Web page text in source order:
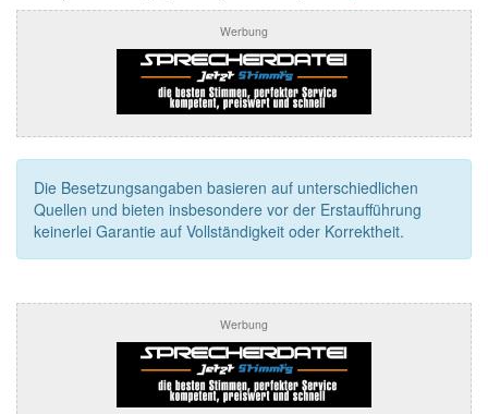
Werbung
Die Besetzungsangaben basieren auf unterschiedlichen
Quellen und bieten insbesondere vor der Erstaufführung
keinerlei Garantie auf Vollständigkeit oder Korrektheit.
Werbung